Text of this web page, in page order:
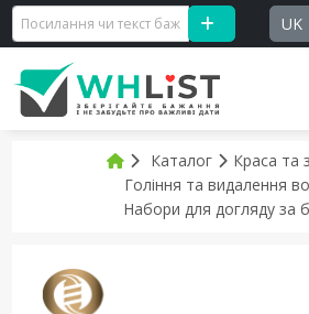
UK
Каталог
Краса та
Гоління та видалення
Набори для догляду за